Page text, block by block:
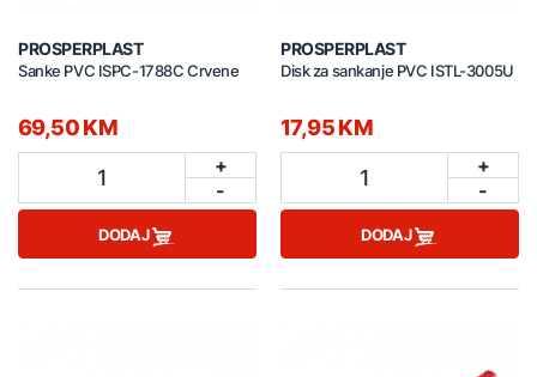
PROSPERPLAST
Sanke PVC ISPC-1788C Crvene
69,50 KM
1
+
-
DODAJ
PROSPERPLAST
Disk za sankanje PVC ISTL-3005U
17,95 KM
1
+
-
DODAJ